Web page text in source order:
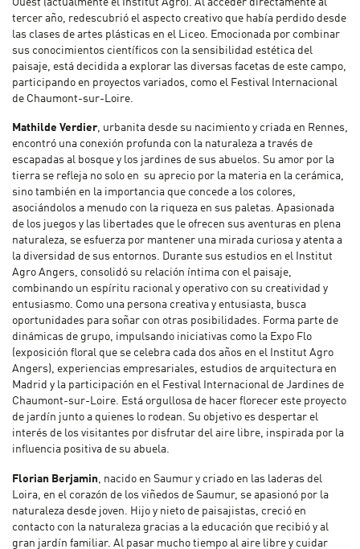
tercer año, redescubrió el aspecto creativo que había perdido desde
las clases de artes plásticas en el Liceo. Emocionada por combinar
sus conocimientos científicos con la sensibilidad estética del
paisaje, está decidida a explorar las diversas facetas de este campo,
participando en proyectos variados, como el Festival Internacional
de Chaumont-sur-Loire.
Mathilde Verdier, urbanita desde su nacimiento y criada en Rennes,
encontró una conexión profunda con la naturaleza a través de
escapadas al bosque y los jardines de sus abuelos. Su amor por la
tierra se refleja no solo en su aprecio por la materia en la cerámica,
sino también en la importancia que concede a los colores,
asociándolos a menudo con la riqueza en sus paletas. Apasionada
de los juegos y las libertades que le ofrecen sus aventuras en plena
naturaleza, se esfuerza por mantener una mirada curiosa y atenta a
la diversidad de sus entornos. Durante sus estudios en el Institut
Agro Angers, consolidó su relación íntima con el paisaje,
combinando un espíritu racional y operativo con su creatividad y
entusiasmo. Como una persona creativa y entusiasta, busca
oportunidades para soñar con otras posibilidades. Forma parte de
dinámicas de grupo, impulsando iniciativas como la Expo Flo
(exposición floral que se celebra cada dos años en el Institut Agro
Angers), experiencias empresariales, estudios de arquitectura en
Madrid y la participación en el Festival Internacional de Jardines de
Chaumont-sur-Loire. Está orgullosa de hacer florecer este proyecto
de jardín junto a quienes lo rodean. Su objetivo es despertar el
interés de los visitantes por disfrutar del aire libre, inspirada por la
influencia positiva de su abuela.
Florian Berjamin, nacido en Saumur y criado en las laderas del
Loira, en el corazón de los viñedos de Saumur, se apasionó por la
naturaleza desde joven. Hijo y nieto de paisajistas, creció en
contacto con la naturaleza gracias a la educación que recibió y al
gran jardín familiar. Al pasar mucho tiempo al aire libre y cuidar